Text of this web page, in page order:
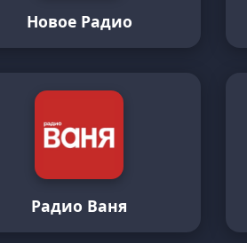
Новое Радио
Радио Ваня